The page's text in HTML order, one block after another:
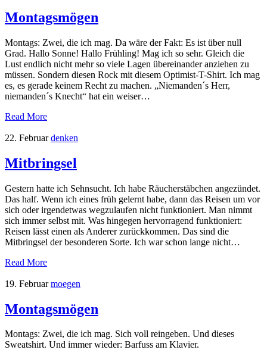
Montagsmögen
Montags: Zwei, die ich mag. Da wäre der Fakt: Es ist über null
Grad. Hallo Sonne! Hallo Frühling! Mag ich so sehr. Gleich die
Lust endlich nicht mehr so viele Lagen übereinander anziehen zu
müssen. Sondern diesen Rock mit diesem Optimist-T-Shirt. Ich mag
es, es gerade keinem Recht zu machen. „Niemanden´s Herr,
niemanden´s Knecht“ hat ein weiser…
Read More
22. Februar denken
Mitbringsel
Gestern hatte ich Sehnsucht. Ich habe Räucherstäbchen angezündet.
Das half. Wenn ich eines früh gelernt habe, dann das Reisen um vor
sich oder irgendetwas wegzulaufen nicht funktioniert. Man nimmt
sich immer selbst mit. Was hingegen hervorragend funktioniert:
Reisen lässt einen als Anderer zurückkommen. Das sind die
Mitbringsel der besonderen Sorte. Ich war schon lange nicht…
Read More
19. Februar moegen
Montagsmögen
Montags: Zwei, die ich mag. Sich voll reingeben. Und dieses
Sweatshirt. Und immer wieder: Barfuss am Klavier.